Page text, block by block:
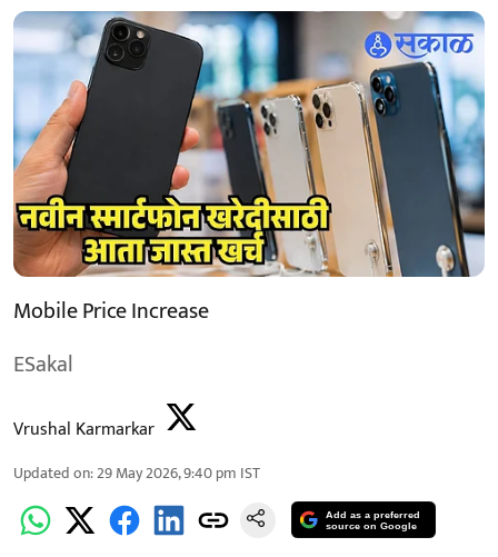
Mobile Price Increase
ESakal
Vrushal Karmarkar
Updated on:29 May 2026, 9:40 pm IST
Add as a preferred
source on Google